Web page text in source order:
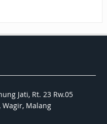
Jati, Rt. 23 Rw.05
Wagir, Malang